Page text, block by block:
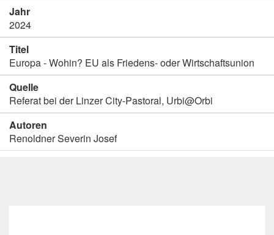
Jahr
2024
Titel
Europa - Wohin? EU als Friedens- oder Wirtschaftsunion
Quelle
Referat bei der Linzer City-Pastoral, Urbi@Orbi
Autoren
Renoldner Severin Josef